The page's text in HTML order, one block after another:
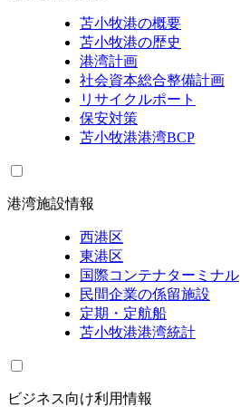
苫小牧港の概要
苫小牧港の歴史
港湾計画
社会資本総合整備計画
リサイクルポート
保安対策
苫小牧港港湾BCP
港湾施設情報
西港区
東港区
国際コンテナターミナル
民間企業の係留施設
定期・定航船
苫小牧港港湾統計
ビジネス向け利用情報